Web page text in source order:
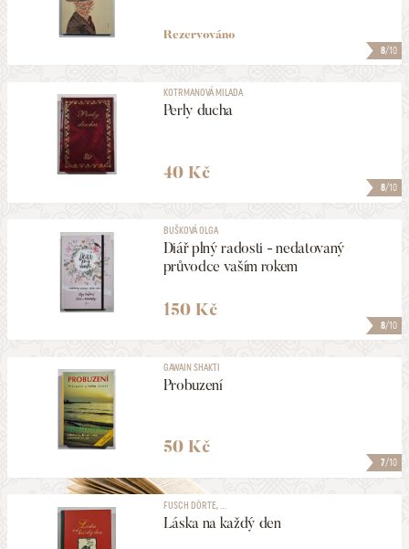
8/10
Rezervováno
8/10
KOTRMANOVÁ MILADA
Perly ducha
40 Kč
8/10
BUŠKOVÁ OLGA
Diář plný radosti - nedatovaný
průvodce vaším rokem
150 Kč
7/10
GAWAIN SHAKTI
Probuzení
50 Kč
FUSCH DÖRTE, ...
Láska na každý den